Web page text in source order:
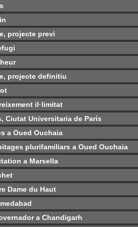
projecte previ
projecte definitiu
il·limitat
Ciutat Universitaria de París
a Oued Ouchaia
plurifamiliars a Oued Ouchaia
a Marsella
Dame du Haut
a Chandigarh